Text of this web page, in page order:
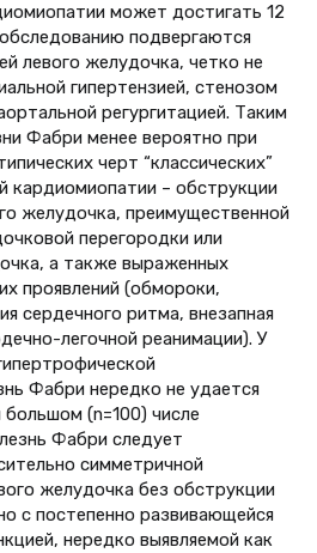
может достигать 12
подвергаются
левого желудочка, четко не
гипертензией, стенозом
регургитацией. Таким
Фабри менее вероятно при
черт “классических”
кардиомиопатии – обструкции
желудочка, преимущественной
перегородки или
а также выраженных
проявлений (обмороки,
сердечного ритма, внезапная
легочной реанимации). У
Фабри нередко не удается
(n=100) числе
Фабри следует
симметричной
желудочка без обструкции
с постепенно развивающейся
нередко выявляемой как